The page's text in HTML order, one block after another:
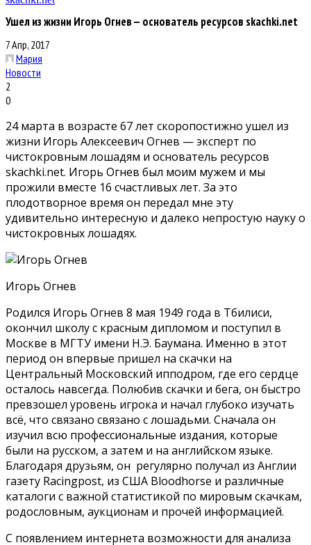
Ушел из жизни Игорь Огнев — основатель ресурсов skachki.net
7 Апр, 2017
Мария
Новости
2
0
24 марта в возрасте 67 лет скоропостижно ушел из
жизни Игорь Алексеевич Огнев — эксперт по
чистокровным лошадям и основатель ресурсов
skachki.net. Игорь Огнев был моим мужем и мы
прожили вместе 16 счастливых лет. За это
плодотворное время он передал мне эту
удивительно интересную и далеко непростую науку о
чистокровных лошадях.
Игорь Огнев
Родился Игорь Огнев 8 мая 1949 года в Тбилиси,
окончил школу с красным дипломом и поступил в
Москве в МГТУ имени Н.Э. Баумана. Именно в этот
период он впервые пришел на скачки на
Центральный Московский ипподром, где его сердце
осталось навсегда. Полюбив скачки и бега, он быстро
превзошел уровень игрока и начал глубоко изучать
всё, что связано связано с лошадьми. Сначала он
изучил всю профессиональные издания, которые
были на русском, а затем и на английском языке.
Благодаря друзьям, он регулярно получал из Англии
газету Racingpost, из США Bloodhorse и различные
каталоги с важной статистикой по мировым скачкам,
родословным, аукционам и прочей информацией.
С появлением интернета возможности для анализа